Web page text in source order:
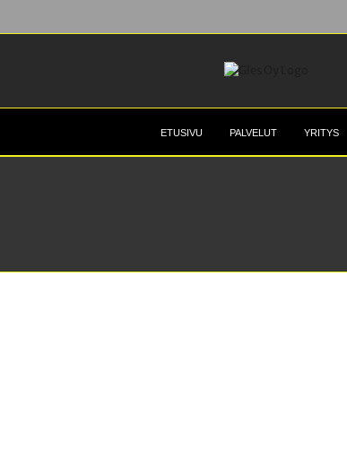
ETUSIVU PALVELUT YRITYS